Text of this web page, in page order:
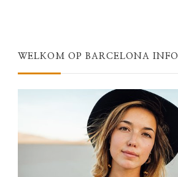
WELKOM OP BARCELONA INFO